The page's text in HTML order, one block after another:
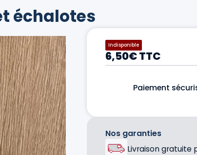
échalotes
Indisponible
6,50€ TTC
Paiement
Nos garanties
Livraison gratuite